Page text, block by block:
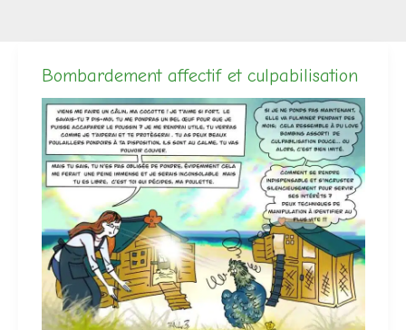
Bombardement affectif et culpabilisation